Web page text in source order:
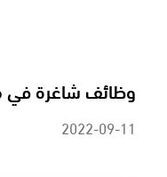
وظائف شاغرة في
2022-09-11